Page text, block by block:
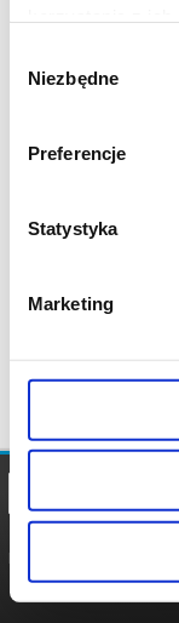
zgody
Niezbędne
Preferencje
Statystyka
Marketing